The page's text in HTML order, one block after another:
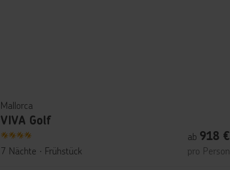
Mallorca
VIVA Golf
4
7 Nächte ∙ Frühstück
ab 918 €
pro Person